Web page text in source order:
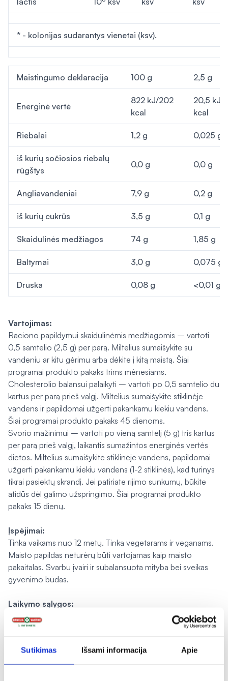
Sutikimas Išsami informacija Apie
* - kolonijas sudarantys vienetai (ksv).
Maistingumo deklaracija 100 g 2,5 g
Energinė vertė
822 kJ/202
kcal
20,5 kJ/
kcal
Riebalai 1,2 g 0,025 g
iš kurių sočiosios riebalų
rūgštys
0,0 g 0,0 g
Angliavandeniai 7,9 g 0,2 g
iš kurių cukrūs 3,5 g 0,1 g
Skaidulinės medžiagos 74 g 1,85 g
Baltymai 3,0 g 0,075 g
Druska 0,08 g <0,01 g
Vartojimas:
Raciono papildymui skaidulinėmis medžiagomis – vartoti
0,5 samtelio (2,5 g) per parą. Miltelius sumaišykite su
vandeniu ar kitu gėrimu arba dėkite į kitą maistą. Šiai
programai produkto pakaks trims mėnesiams.
Cholesterolio balansui palaikyti – vartoti po 0,5 samtelio du
kartus per parą prieš valgį. Miltelius sumaišykite stiklinėje
vandens ir papildomai užgerti pakankamu kiekiu vandens.
Šiai programai produkto pakaks 45 dienoms.
Svorio mažinimui – vartoti po vieną samtelį (5 g) tris kartus
per parą prieš valgį, laikantis sumažintos energinės vertės
dietos. Miltelius sumaišykite stiklinėje vandens, papildomai
užgerti pakankamu kiekiu vandens (1-2 stiklinės), kad turinys
tikrai pasiektų skrandį. Jei patiriate rijimo sunkumų, būkite
atidūs dėl galimo užspringimo. Šiai programai produkto
pakaks 15 dienų.
Įspėjimai:
Tinka vaikams nuo 12 metų. Tinka vegetarams ir veganams.
Maisto papildas neturėrų būti vartojamas kaip maisto
pakaitalas. Svarbu įvairi ir subalansuota mityba bei sveikas
gyvenimo būdas.
Laikymo sąlygos:
Laikyti ne aukštesnėje kaip 25 ºC temperatūroje, sausoje ir
nuo tiesioginių saulės spindulių apsaugotoje vietoje.
Gamintojas ir platintojas:
UAB „Domus Naturae“, Molėtų g. 16, Didžioji Riešė, 14260